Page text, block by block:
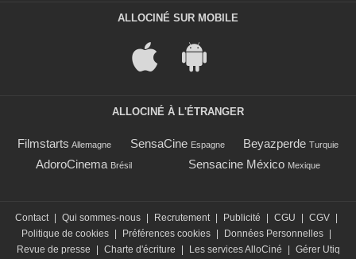
ALLOCINÉ SUR MOBILE
ALLOCINÉ À L'ÉTRANGER
Filmstarts Allemagne SensaCine Espagne Beyazperde Turquie
AdoroCinema Brésil Sensacine México Mexique
Contact | Qui sommes-nous | Recrutement | Publicité | CGU | CGV |
Politique de cookies | Préférences cookies | Données Personnelles |
Revue de presse
| Charte d'écriture | Les services AlloCiné | Gérer Utiq